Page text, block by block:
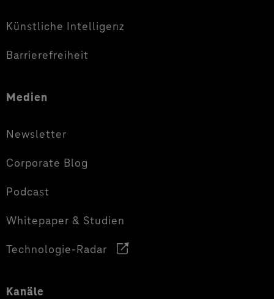
Künstliche Intelligenz
Barrierefreiheit
Medien
Newsletter
Corporate Blog
Podcast
Whitepaper & Studien
Technologie-Radar
Kanäle